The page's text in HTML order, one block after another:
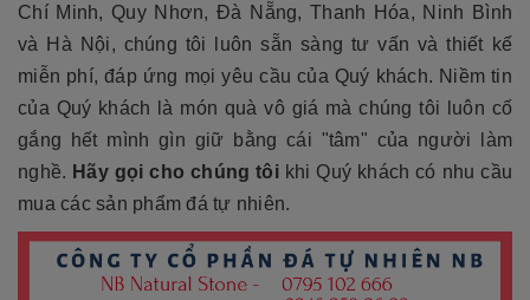
Chí Minh, Quy Nhơn, Đà Nẵng, Thanh Hóa, Ninh Bình
và Hà Nội, chúng tôi luôn sẵn sàng tư vấn và thiết kế
miễn phí, đáp ứng mọi yêu cầu của Quý khách. Niềm tin
của Quý khách là món quà vô giá mà chúng tôi luôn cố
gắng hết mình gìn giữ bằng cái "tâm" của người làm
nghề. Hãy gọi cho chúng tôikhi Quý khách có nhu cầu
mua các sản phẩm đá tự nhiên.